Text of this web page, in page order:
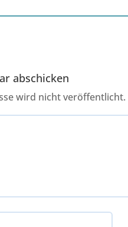
abschicken
wird nicht veröffentlicht.